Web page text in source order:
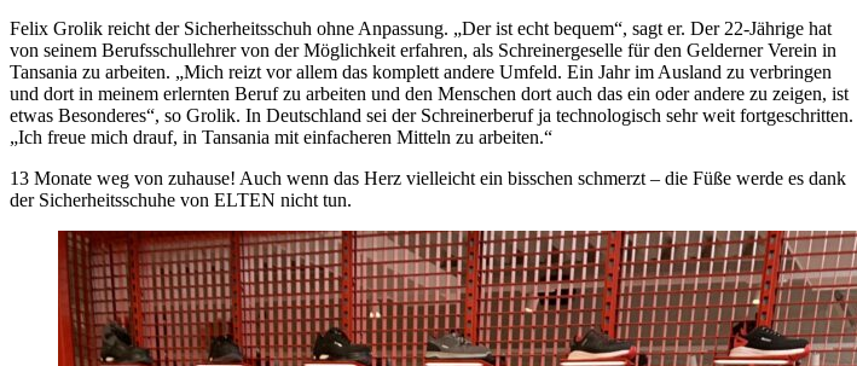
Felix Grolik reicht der Sicherheitsschuh ohne Anpassung. „Der ist echt bequem“, sagt er. Der 22-Jährige hat
von seinem Berufsschullehrer von der Möglichkeit erfahren, als Schreinergeselle für den Gelderner Verein in
Tansania zu arbeiten. „Mich reizt vor allem das komplett andere Umfeld. Ein Jahr im Ausland zu verbringen
und dort in meinem erlernten Beruf zu arbeiten und den Menschen dort auch das ein oder andere zu zeigen, ist
etwas Besonderes“, so Grolik. In Deutschland sei der Schreinerberuf ja technologisch sehr weit fortgeschritten.
„Ich freue mich drauf, in Tansania mit einfacheren Mitteln zu arbeiten.“
13 Monate weg von zuhause! Auch wenn das Herz vielleicht ein bisschen schmerzt – die Füße werde es dank
der Sicherheitsschuhe von ELTEN nicht tun.